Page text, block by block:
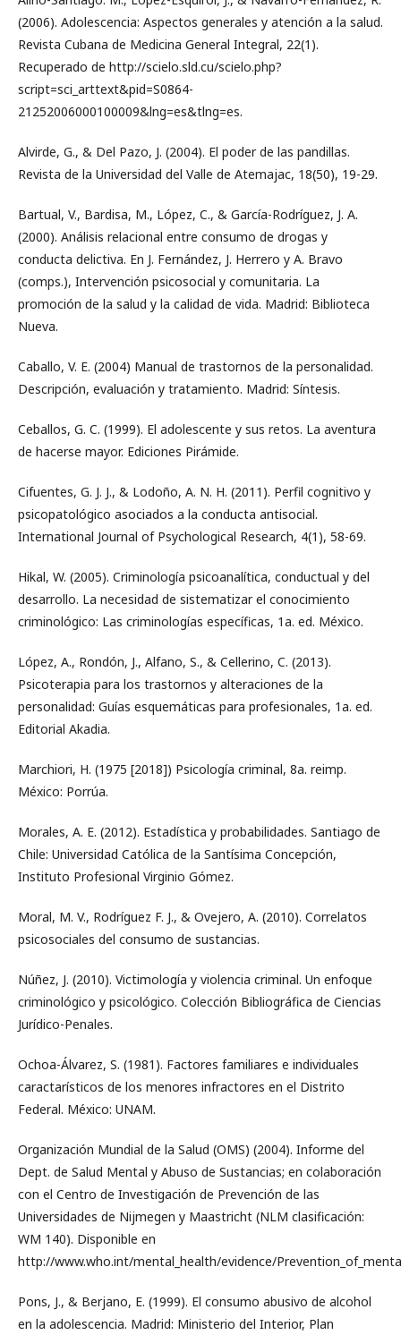
(2006). Adolescencia: Aspectos generales y atención a la salud.
Revista Cubana de Medicina General Integral, 22(1).
Recuperado de http://scielo.sld.cu/scielo.php?
script=sci_arttext&pid=S0864-
21252006000100009&lng=es&tlng=es.
Alvirde, G., & Del Pazo, J. (2004). El poder de las pandillas.
Revista de la Universidad del Valle de Atemajac, 18(50), 19-29.
Bartual, V., Bardisa, M., López, C., & García-Rodríguez, J. A.
(2000). Análisis relacional entre consumo de drogas y
conducta delictiva. En J. Fernández, J. Herrero y A. Bravo
(comps.), Intervención psicosocial y comunitaria. La
promoción de la salud y la calidad de vida. Madrid: Biblioteca
Nueva.
Caballo, V. E. (2004) Manual de trastornos de la personalidad.
Descripción, evaluación y tratamiento. Madrid: Síntesis.
Ceballos, G. C. (1999). El adolescente y sus retos. La aventura
de hacerse mayor. Ediciones Pirámide.
Cifuentes, G. J. J., & Lodoño, A. N. H. (2011). Perfil cognitivo y
psicopatológico asociados a la conducta antisocial.
International Journal of Psychological Research, 4(1), 58-69.
Hikal, W. (2005). Criminología psicoanalítica, conductual y del
desarrollo. La necesidad de sistematizar el conocimiento
criminológico: Las criminologías específicas, 1a. ed. México.
López, A., Rondón, J., Alfano, S., & Cellerino, C. (2013).
Psicoterapia para los trastornos y alteraciones de la
personalidad: Guías esquemáticas para profesionales, 1a. ed.
Editorial Akadia.
Marchiori, H. (1975 [2018]) Psicología criminal, 8a. reimp.
México: Porrúa.
Morales, A. E. (2012). Estadística y probabilidades. Santiago de
Chile: Universidad Católica de la Santísima Concepción,
Instituto Profesional Virginio Gómez.
Moral, M. V., Rodríguez F. J., & Ovejero, A. (2010). Correlatos
psicosociales del consumo de sustancias.
Núñez, J. (2010). Victimología y violencia criminal. Un enfoque
criminológico y psicológico. Colección Bibliográfica de Ciencias
Jurídico-Penales.
Ochoa-Álvarez, S. (1981). Factores familiares e individuales
caractarísticos de los menores infractores en el Distrito
Federal. México: UNAM.
Organización Mundial de la Salud (OMS) (2004). Informe del
Dept. de Salud Mental y Abuso de Sustancias; en colaboración
con el Centro de Investigación de Prevención de las
Universidades de Nijmegen y Maastricht (NLM clasificación:
WM 140). Disponible en
http://www.who.int/mental_health/evidence/
Pons, J., & Berjano, E. (1999). El consumo abusivo de alcohol
en la adolescencia. Madrid: Ministerio del Interior, Plan